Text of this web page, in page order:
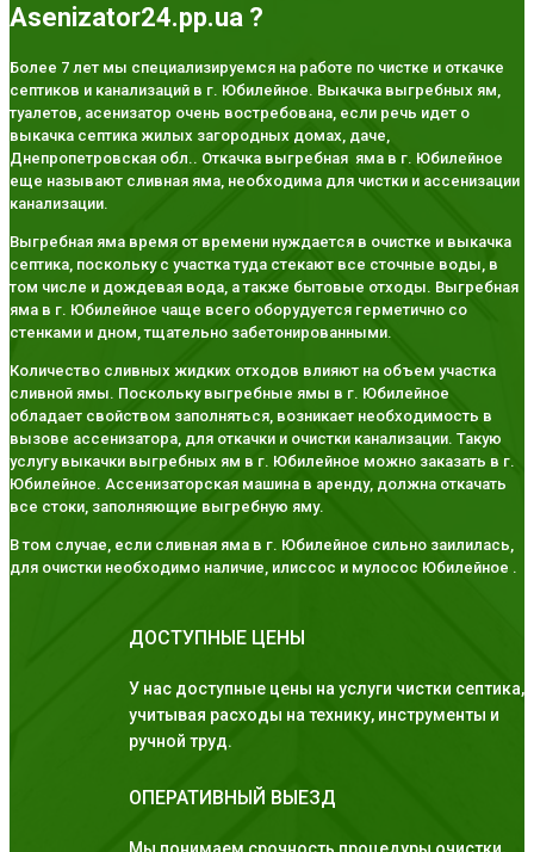
Asenizator24.pp.ua ?
Более 7 лет мы специализируемся на работе по чистке и откачке
септиков и канализаций в г. Юбилейное. Выкачка выгребных ям,
туалетов, асенизатор очень востребована, если речь идет о
выкачка септика жилых загородных домах, даче,
Днепропетровская обл.. Откачка выгребная яма в г. Юбилейное
еще называют сливная яма, необходима для чистки и ассенизации
канализации.
Выгребная яма время от времени нуждается в очистке и выкачка
септика, поскольку с участка туда стекают все сточные воды, в
том числе и дождевая вода, а также бытовые отходы. Выгребная
яма в г. Юбилейное чаще всего оборудуется герметично со
стенками и дном, тщательно забетонированными.
Количество сливных жидких отходов влияют на объем участка
сливной ямы. Поскольку выгребные ямы в г. Юбилейное
обладает свойством заполняться, возникает необходимость в
вызове ассенизатора, для откачки и очистки канализации. Такую
услугу выкачки выгребных ям в г. Юбилейное можно заказать в г.
Юбилейное. Ассенизаторская машина в аренду, должна откачать
все стоки, заполняющие выгребную яму.
В том случае, если сливная яма в г. Юбилейное сильно заилилась,
для очистки необходимо наличие, илиссос и мулосос Юбилейное .
ДОСТУПНЫЕ ЦЕНЫ
У нас доступные цены на услуги чистки септика,
учитывая расходы на технику, инструменты и
ручной труд.
ОПЕРАТИВНЫЙ ВЫЕЗД